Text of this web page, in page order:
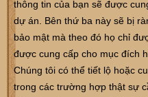
thông tin của bạn sẽ được
dự án. Bên thứ ba này sẽ bị
bảo mật mà theo đó họ chỉ
được cung cấp cho mục đích
Chúng tôi có thể tiết lộ hoặc
trong các trường hợp thật sự